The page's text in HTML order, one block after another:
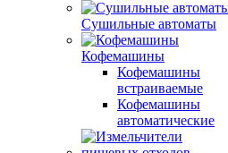
Сушильные автоматы
Кофемашины
Кофемашины
встраиваемые
Кофемашины
автоматические